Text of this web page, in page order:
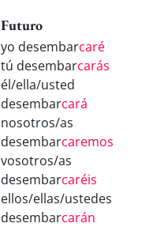
Futuro
yo desembarcaré
tú desembarcarás
él/ella/usted
desembarcará
nosotros/as
desembarcaremos
vosotros/as
desembarcaréis
ellos/ellas/ustedes
desembarcarán